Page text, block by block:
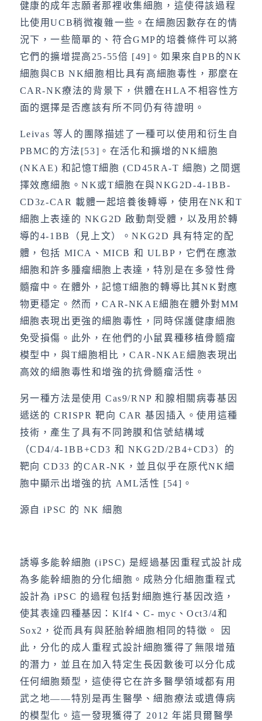
健康的成年志願者那裡收集細胞，這使得該過程
比使用UCB稍微複雜一些。在細胞因數存在的情
況下，一些簡單的、符合GMP的培養條件可以將
它們的擴增提高25-55倍 [49]。如果來自PB的NK
細胞與CB NK細胞相比具有高細胞毒性，那麼在
CAR-NK療法的背景下，供體在HLA不相容性方
面的選擇是否應該有所不同仍有待證明。
Leivas 等人的團隊描述了一種可以使用和衍生自
PBMC的方法[53]。在活化和擴增的NK細胞
(NKAE) 和記憶T細胞 (CD45RA-T 細胞) 之間選
擇效應細胞。NK或T細胞在與NKG2D-4-1BB-
CD3z-CAR 載體一起培養後轉導，使用在NK和T
細胞上表達的 NKG2D 啟動劑受體，以及用於轉
導的4-1BB（見上文）。NKG2D 具有特定的配
體，包括 MICA、MICB 和 ULBP，它們在應激
細胞和許多腫瘤細胞上表達，特別是在多發性骨
髓瘤中。在體外，記憶T細胞的轉導比其NK對應
物更穩定。然而，CAR-NKAE細胞在體外對MM
細胞表現出更強的細胞毒性，同時保護健康細胞
免受損傷。此外，在他們的小鼠異種移植骨髓瘤
模型中，與T細胞相比，CAR-NKAE細胞表現出
高效的細胞毒性和增強的抗骨髓瘤活性。
另一種方法是使用 Cas9/RNP 和腺相關病毒基因
遞送的 CRISPR 靶向 CAR 基因插入。使用這種
技術，產生了具有不同跨膜和信號結構域
（CD4/4-1BB+CD3 和 NKG2D/2B4+CD3）的
靶向 CD33 的CAR-NK，並且似乎在原代NK細
胞中顯示出增強的抗 AML活性 [54]。
源自 iPSC 的 NK 細胞
誘導多能幹細胞 (iPSC) 是經過基因重程式設計成
為多能幹細胞的分化細胞。成熟分化細胞重程式
設計為 iPSC 的過程包括對細胞進行基因改造，
使其表達四種基因：Klf4、C- myc、Oct3/4和
Sox2，從而具有與胚胎幹細胞相同的特徵。 因
此，分化的成人重程式設計細胞獲得了無限增殖
的潛力，並且在加入特定生長因數後可以分化成
任何細胞類型，這使得它在許多醫學領域都有用
武之地——特別是再生醫學、細胞療法或遺傳病
的模型化。這一發現獲得了 2012 年諾貝爾醫學